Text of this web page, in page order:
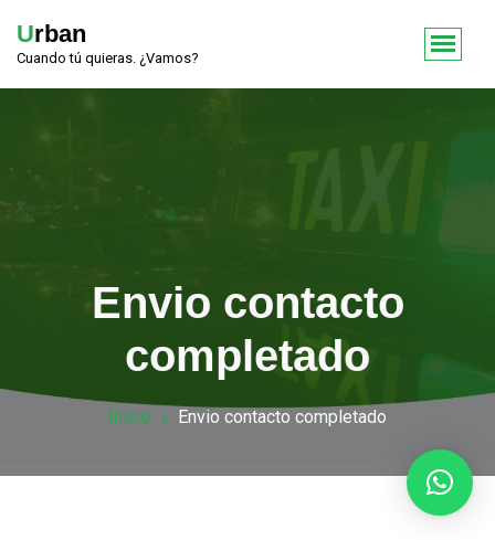
Urban
Cuando tú quieras. ¿Vamos?
Envio contacto
completado
Inicio Envio contacto completado